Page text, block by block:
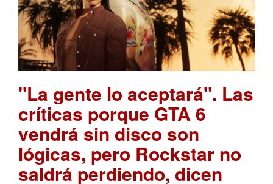
"La gente lo aceptará". Las
críticas porque GTA 6
vendrá sin disco son
lógicas, pero Rockstar no
saldrá perdiendo, dicen